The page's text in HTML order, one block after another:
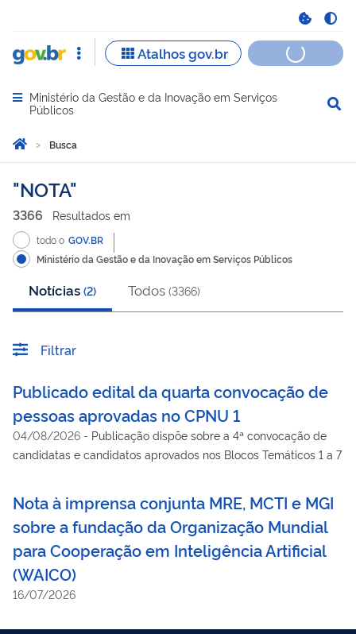
Abrir menu principal de navegação
Ministério da Gestão e da Inovação em Serviços
Públicos
Você está aqui:
Página Inicial
Busca
Busca
NOTA
3366 Resultados em
todo o GOV.BR
Ministério da Gestão e da Inovação em Serviços Públicos
Notícias (2) Todos (3366)
Filtrar
Publicado edital da quarta convocação de
pessoas aprovadas no CPNU 1
04/08/2026 - Publicação dispõe sobre a 4ª convocação de
candidatas e candidatos aprovados nos Blocos Temáticos 1 a 7
Nota à imprensa conjunta MRE, MCTI e MGI
sobre a fundação da Organização Mundial
para Cooperação em Inteligência Artificial
(WAICO)
16/07/2026